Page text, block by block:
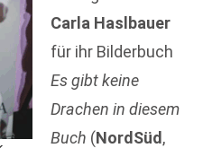
Carla Haslbauer
für ihr Bilderbuch
Es gibt keine
Drachen in diesem
Buch (NordSüd ,